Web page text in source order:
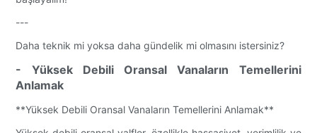
---
Daha teknik mi yoksa daha gündelik mi olmasını istersiniz?
- Yüksek Debili Oransal Vanaların Temellerini
Anlamak
**Yüksek Debili Oransal Vanaların Temellerini Anlamak**